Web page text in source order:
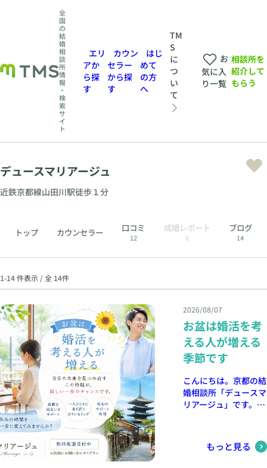
全
国
の
結
婚
相
談
所
情
報
・
検
索
サ
イ
ト
エリ
アか
ら探
す
カウン
セラー
から探
す
はじ
めて
の方
へ
TM
S
に
つ
い
て
お
気に入
り一覧
相談所を
紹介して
もらう
デュースマリアージュ
近鉄京都線山田川駅徒歩１分
トップ カウンセラー 口コミ
12
成婚レポート
0
ブログ
14
1-14 件表示 / 全 14件
2026/08/07
お盆は婚活を考
える人が増える
季節です
こんにちは。京都の結
婚相談所「デュースマ
リアージュ」です。
傾向があります。
「なぜお盆になると婚
もっと見る